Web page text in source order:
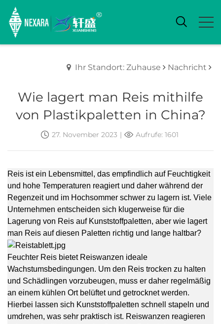
Ihr Standort: Zuhause Nachricht
Wie lagert man Reis mithilfe
von Plastikpaletten in China?
27. November 2023 | Aufrufe: 1601
Reis ist ein Lebensmittel, das empfindlich auf Feuchtigkeit
und hohe Temperaturen reagiert und daher während der
Regenzeit und im Hochsommer schwer zu lagern ist. Viele
Unternehmen entscheiden sich klugerweise für die
Lagerung von Reis auf Kunststoffpaletten, aber wie lagert
man Reis auf diesen Paletten richtig und lange haltbar?
Feuchter Reis bietet Reiswanzen ideale
Wachstumsbedingungen. Um den Reis trocken zu halten
und Schädlingen vorzubeugen, muss er daher regelmäßig
an einem kühlen Ort belüftet und getrocknet werden.
Hierbei lassen sich Kunststoffpaletten schnell stapeln und
umdrehen, was sehr praktisch ist. Reiswanzen reagieren